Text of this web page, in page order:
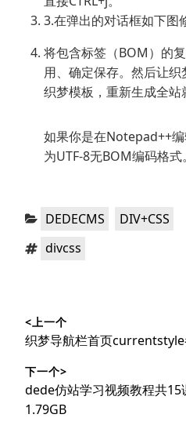
3.在弹出的对话框如下图
将包含标签（BOM）的
用、确定保存。然后让
织梦模板，重新生成全站
如果你是在Notepad++
为UTF-8无BOM编码格式。
分
DEDECMS ，DIV+CSS
标 divcss
章
导
航
<上一个
上
文
章：
织梦导航栏首页
下一个>
下
篇
dede仿站学习视频教程共
1.79GB